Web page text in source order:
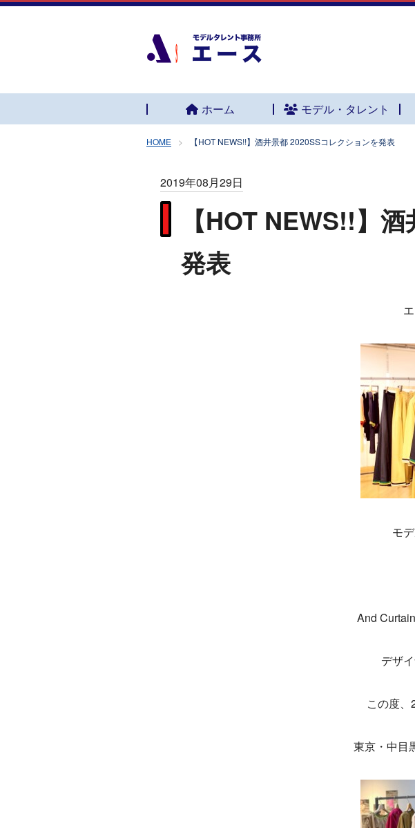
ホーム モデル・タレント
HOME 【HOT NEWS!!】酒井景都 2020SSコレクションを発表
2019年08月29日
【HOT NEWS!!】
発表
モ
And
デザ
この度、
東京・中目